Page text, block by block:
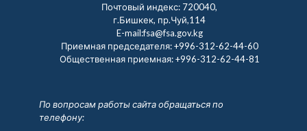
Почтовый индекс: 720040,
г.Бишкек, пр.Чуй,114
E-mail:fsa@fsa.gov.kg
Приемная председателя:+996-312-62-44-60
Общественная приемная:+996-312-62-44-81
По вопросам работы сайта обращаться по
телефону: